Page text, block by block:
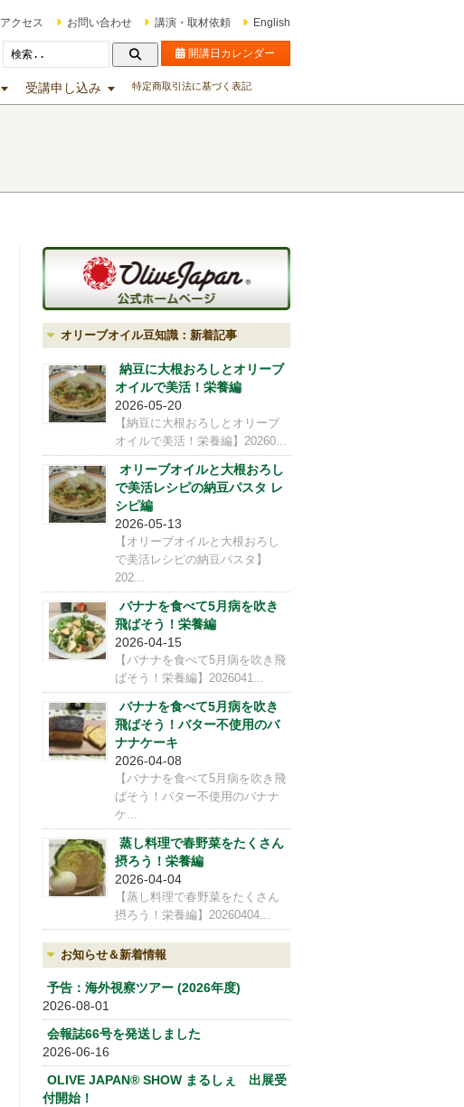
アクセス お問い合わせ 講演・取材依頼 English
開講日カレンダー
受講申し込み 特定商取引法に基づく表記
オリーブオイル豆知識：新着記事
納豆に大根おろしとオリーブ
オイルで美活！栄養編
2026-05-20
【納豆に大根おろしとオリーブ
オイルで美活！栄養編】20260...
オリーブオイルと大根おろし
で美活レシピの納豆パスタ レ
シピ編
2026-05-13
【オリーブオイルと大根おろし
で美活レシピの納豆パスタ】
202...
バナナを食べて5月病を吹き
飛ばそう！栄養編
2026-04-15
【バナナを食べて5月病を吹き飛
ばそう！栄養編】2026041...
バナナを食べて5月病を吹き
飛ばそう！バター不使用のバ
ナナケーキ
2026-04-08
【バナナを食べて5月病を吹き飛
ばそう！バター不使用のバナナ
ケ...
蒸し料理で春野菜をたくさん
摂ろう！栄養編
2026-04-04
【蒸し料理で春野菜をたくさん
摂ろう！栄養編】20260404...
お知らせ＆新着情報
予告：海外視察ツアー (2026年度)
2026-08-01
会報誌66号を発送しました
2026-06-16
OLIVE JAPAN® SHOW まるしぇ 出展受
付開始！